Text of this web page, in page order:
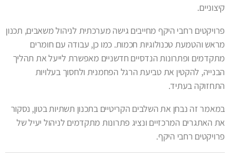
קיצוניים.
פרויקטים רחבי היקף מחייבים גישה מערכתית לניהול משאבים, תכנון
מראש והטמעת טכנולוגיות חכמות. כמו כן, עבודה עם חומרים
מתקדמים ופתרונות הנדסיים חדשניים מאפשרת לייעל את תהליך
הבנייה, להקטין את טביעת הרגל הפחמנית ולחסוך בעלויות
התחזוקה בעתיד.
במאמר זה נבחן את השלבים הקריטיים בתכנון תשתיות בטון, נסקור
את האתגרים המרכזיים ונציג פתרונות מתקדמים לניהול יעיל של
פרויקטים רחבי היקף.